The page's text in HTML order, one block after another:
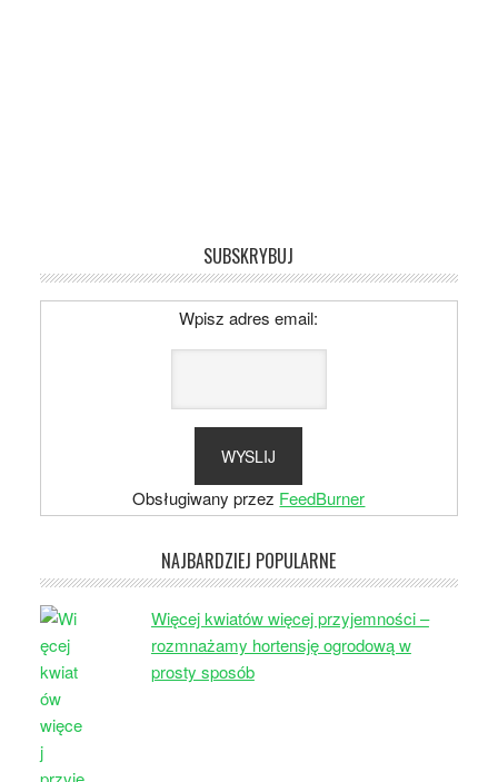
SUBSKRYBUJ
Wpisz adres email:
Obsługiwany przez FeedBurner
NAJBARDZIEJ POPULARNE
Więcej kwiatów więcej przyjemności –
rozmnażamy hortensję ogrodową w
prosty sposób